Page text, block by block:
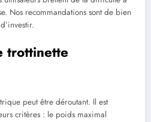
Nos recommandations sont de bien
trottinette
peut être déroutant. Il est
critères : le poids maximal